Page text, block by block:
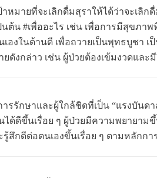
หมายที่จะเลิกดื่มสุราให้ได้ว่าจะเลิก
นต้น #เพื่ออะไร เช่น เพื่อการมีสุข
เองในด้านดี เพื่อถวายเป็นพุทธบูชา
ยดังกล่าว เช่น ผู้ป่วยต้องเข้มงวดแล
รรักษาและผู้ใกล้ชิดที่เป็น “แรงบัน
ได้ดีขึ้นเรื่อย ๆ ผู้ป่วยมีความพยายา
สึกดีต่อตนเองขึ้นเรื่อย ๆ ตามหลักกา